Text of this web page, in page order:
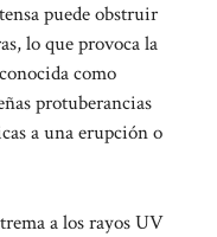
puede obstruir
lo que provoca la
como
protuberancias
a una erupción o
a los rayos UV